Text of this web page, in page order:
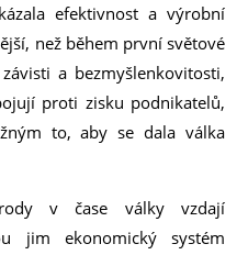
efektivnost a výrobní
než během první světové
a bezmyšlenkovitosti,
proti zisku podnikatelů,
to, aby se dala válka
v čase války vzdají
jim ekonomický systém